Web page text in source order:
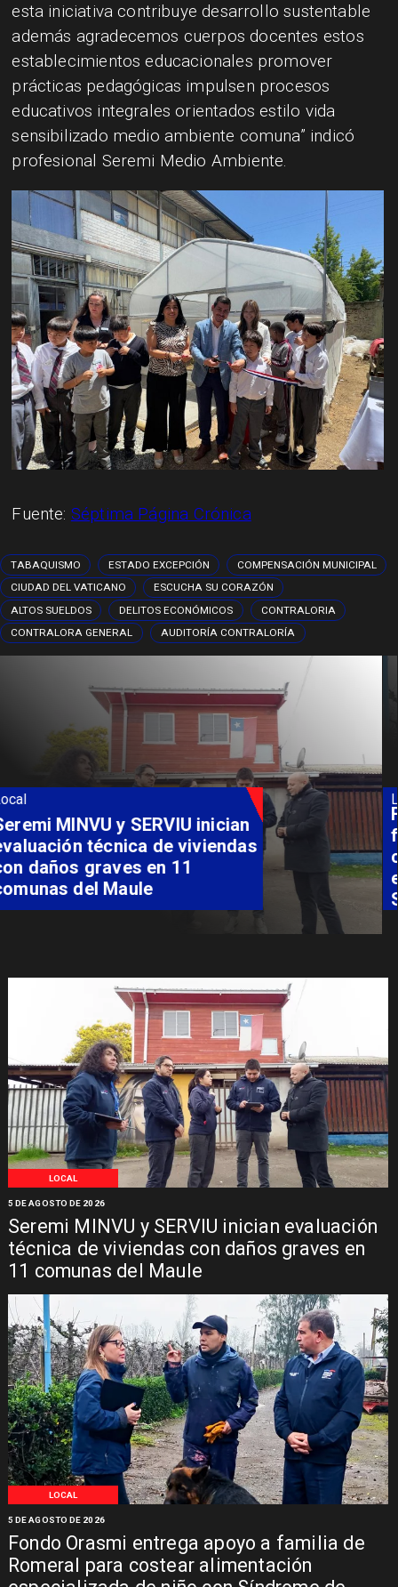
esta iniciativa contribuye desarrollo sustentable
además agradecemos cuerpos docentes estos
establecimientos educacionales promover
prácticas pedagógicas impulsen procesos
educativos integrales orientados estilo vida
sensibilizado medio ambiente comuna” indicó
profesional Seremi Medio Ambiente.
Fuente: Séptima Página Crónica
TABAQUISMO ESTADO EXCEPCIÓN
COMPENSACIÓN MUNICIPAL
CIUDAD DEL VATICANO
ESCUCHA SU CORAZÓN
ALTOS SUELDOS
DELITOS ECONÓMICOS
CONTRALORIA
CONTRALORA GENERAL
AUDITORÍA CONTRALORÍA
LOCAL
Seremi MINVU y SERVIU inician evaluación
técnica de viviendas con daños graves en
11 comunas del Maule
5 DE AGOSTO DE 2026
LOCAL
Fondo Orasmi entrega apoyo a familia de
Romeral para costear alimentación
5 DE AGOSTO DE 2026
Local
Fondo Orasmi entrega apoyo a
familia de Romeral para
costear alimentación
especializada de niño con
Síndrome de Intestino Corto